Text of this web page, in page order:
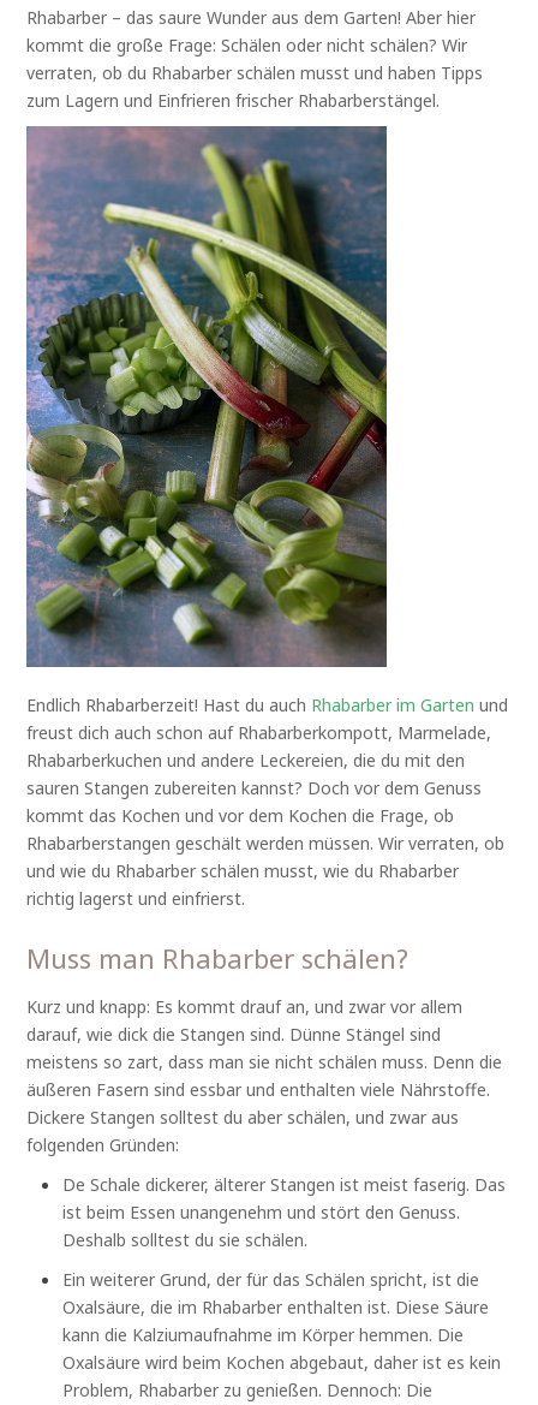
Rhabarber – das saure Wunder aus dem Garten! Aber hier
kommt die große Frage: Schälen oder nicht schälen? Wir
verraten, ob du Rhabarber schälen musst und haben Tipps
zum Lagern und Einfrieren frischer Rhabarberstängel.
Endlich Rhabarberzeit! Hast du auch Rhabarber im Garten und
freust dich auch schon auf Rhabarberkompott, Marmelade,
Rhabarberkuchen und andere Leckereien, die du mit den
sauren Stangen zubereiten kannst? Doch vor dem Genuss
kommt das Kochen und vor dem Kochen die Frage, ob
Rhabarberstangen geschält werden müssen. Wir verraten, ob
und wie du Rhabarber schälen musst, wie du Rhabarber
richtig lagerst und einfrierst.
Muss man Rhabarber schälen?
Kurz und knapp: Es kommt drauf an, und zwar vor allem
darauf, wie dick die Stangen sind. Dünne Stängel sind
meistens so zart, dass man sie nicht schälen muss. Denn die
äußeren Fasern sind essbar und enthalten viele Nährstoffe.
Dickere Stangen solltest du aber schälen, und zwar aus
folgenden Gründen:
De Schale dickerer, älterer Stangen ist meist faserig. Das
ist beim Essen unangenehm und stört den Genuss.
Deshalb solltest du sie schälen.
Ein weiterer Grund, der für das Schälen spricht, ist die
Oxalsäure, die im Rhabarber enthalten ist. Diese Säure
kann die Kalziumaufnahme im Körper hemmen. Die
Oxalsäure wird beim Kochen abgebaut, daher ist es kein
Problem, Rhabarber zu genießen. Dennoch: Die